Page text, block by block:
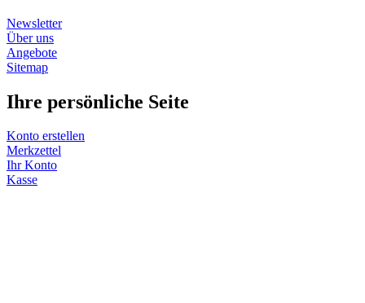
Newsletter
Über uns
Angebote
Sitemap
Ihre persönliche Seite
Konto erstellen
Merkzettel
Ihr Konto
Kasse